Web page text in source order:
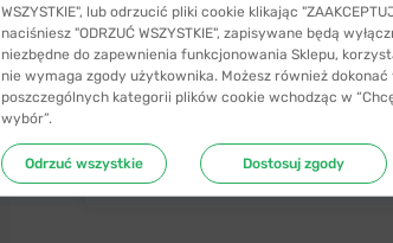
Ray-Ban® 3447V 2503 50 Round
390,99 zł
WSZYSTKIE", lub odrzucić pliki cookie klikając
naciśniesz "ODRZUĆ WSZYSTKIE", zapisywane będą
niezbędne do zapewnienia funkcjonowania Sklepu,
nie wymaga zgody użytkownika. Możesz również
poszczególnych kategorii plików cookie wchodząc w
wybór”.
Odrzuć wszystkie Dostosuj zgody